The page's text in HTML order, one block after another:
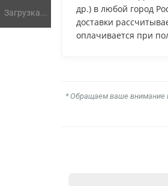
Загрузка...
др.) в любой город
доставки
оплачивается при
* Обращаем ваше внимание